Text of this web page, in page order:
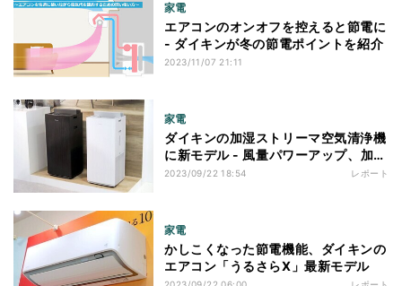
家電
エアコンのオンオフを控えると節電に
- ダイキンが冬の節電ポイントを紹介
2023/11/07 21:11
家電
ダイキンの加湿ストリーマ空気清浄機
に新モデル - 風量パワーアップ、加湿
量にも注目
2023/09/22 18:54 レポート
家電
かしこくなった節電機能、ダイキンの
エアコン「うるさらX」最新モデル